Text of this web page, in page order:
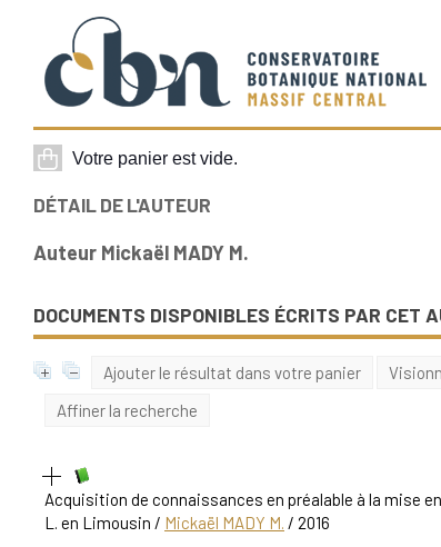
DÉTAIL DE L'AUTEUR
Auteur Mickaël MADY M.
DOCUMENTS DISPONIBLES ÉCRITS PAR CET
Ajouter le résultat dans votre panier
Affiner la recherche
Acquisition de connaissances en préalable à la mise
L. en Limousin / Mickaël MADY M. / 2016